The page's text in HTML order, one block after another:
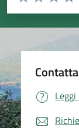
Valuta
Valuta 2
Valuta 1 stelle